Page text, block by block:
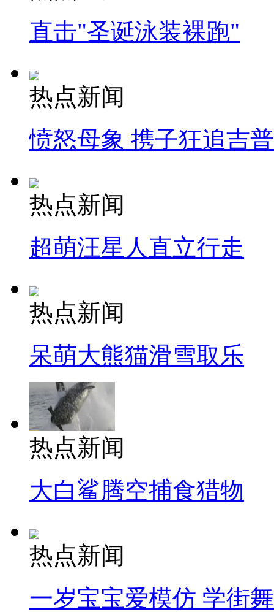
直击"圣诞泳装裸跑"
热点新闻
愤怒母象 携子狂追吉
热点新闻
超萌汪星人直立行走
热点新闻
呆萌大熊猫滑雪取乐
热点新闻
大白鲨腾空捕食猎物
热点新闻
一岁宝宝爱模仿 学街